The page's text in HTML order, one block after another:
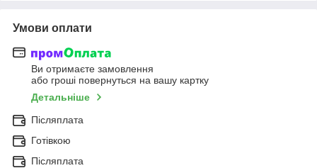
Умови оплати
Ви отримаєте замовлення
або гроші повернуться на вашу картку
Детальніше
Післяплата
Готівкою
Післяплата